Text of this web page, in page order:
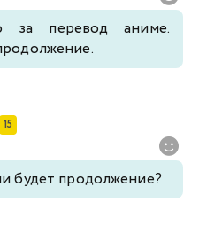
за перевод аниме.
15
будет продолжение?